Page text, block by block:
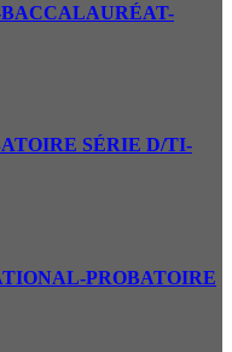
BACCALAURÉAT-
SÉRIE D/TI-
PROBATOIRE